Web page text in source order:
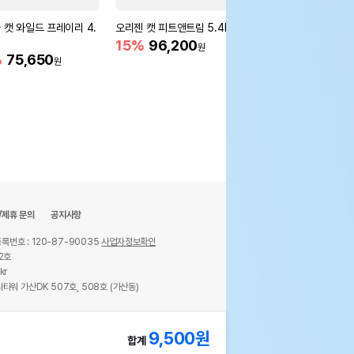
캣 와일드 프레이리 4.
75,650원
오리젠 캣 피트앤트림 5.4kg
15% 96,200원
합계 9,500원
휴 문의 공지사항
록번호 : 120-87-90035사업자정보확인
호
타워 가산DK 507호, 508호 (가산동)